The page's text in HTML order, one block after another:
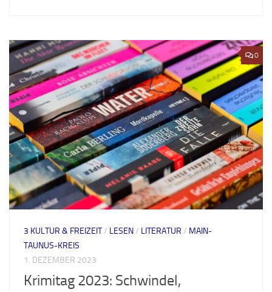
0
3 KULTUR & FREIZEIT/ LESEN/ LITERATUR / MAIN-
TAUNUS-KREIS
1. DEZEMBER 2023
Krimitag 2023: Schwindel,